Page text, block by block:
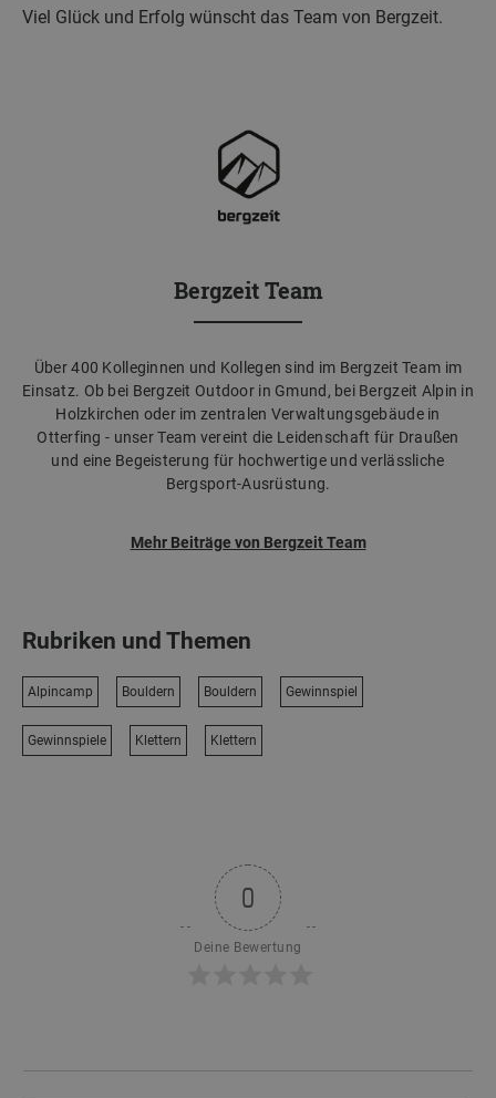
Viel Glück und Erfolg wünscht das Team von Bergzeit.
Bergzeit Team
Über 400 Kolleginnen und Kollegen sind im Bergzeit Team im
Einsatz. Ob bei Bergzeit Outdoor in Gmund, bei Bergzeit Alpin in
Holzkirchen oder im zentralen Verwaltungsgebäude in
Otterfing - unser Team vereint die Leidenschaft für Draußen
und eine Begeisterung für hochwertige und verlässliche
Bergsport-Ausrüstung.
Mehr Beiträge von Bergzeit Team
Rubriken und Themen
Alpincamp Bouldern Bouldern Gewinnspiel
Gewinnspiele Klettern Klettern
0
Deine Bewertung